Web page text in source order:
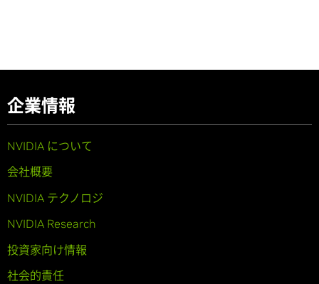
企業情報
NVIDIA について
会社概要
NVIDIA テクノロジ
NVIDIA Research
投資家向け情報
社会的責任